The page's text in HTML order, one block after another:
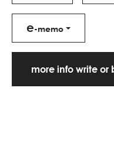
e-memo
more info write